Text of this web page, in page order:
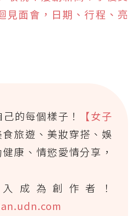
見面會，日期、行程、亮
己的每個樣子！
【女子
旅遊、美妝穿搭、娛
康、情慾愛情分享，
成為創作者！